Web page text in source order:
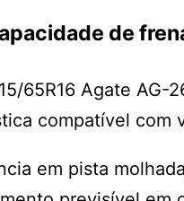
de
65R16 Agate AG-
compatível com
em pista